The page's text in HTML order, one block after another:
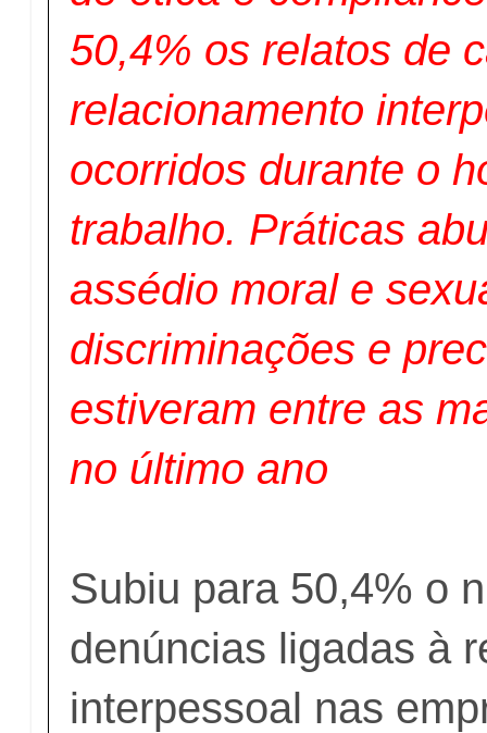
50,4% os relatos de
relacionamento
ocorridos durante o
trabalho. Práticas
assédio moral e
discriminações e
estiveram entre as
no último ano
Subiu para 50,4% o
denúncias ligadas à
interpessoal nas